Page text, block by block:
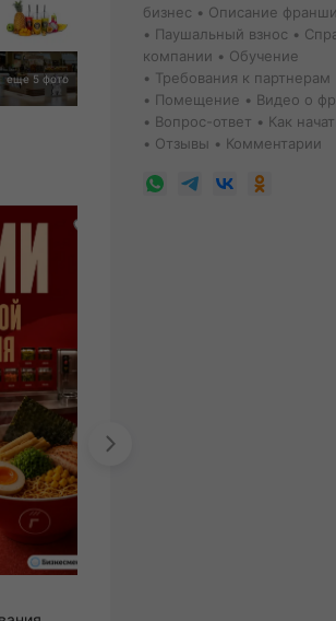
еще 5 фото
бизнес
Описание
Паушальный взнос
компании
Обучение
Требования к партнерам
Помещение
Видео о
Вопрос-ответ
Как
Отзывы
Комментарии